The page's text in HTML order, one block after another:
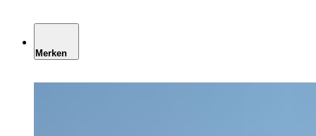
Merken